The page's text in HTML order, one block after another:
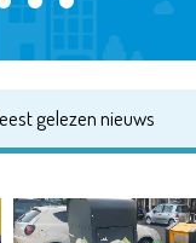
gelezen nieuws